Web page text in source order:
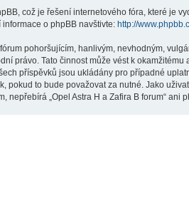
což je řešení internetového fóra, které je
o phpBB navštivte: http://
pohoršujícím, hanlivým, nevhodným,
právo. Tato činnost může vést k
příspěvků jsou ukládány pro případné
pokud to bude považovat za nutné. Jako
nepřebírá „Opel Astra H a Zafira B forum“